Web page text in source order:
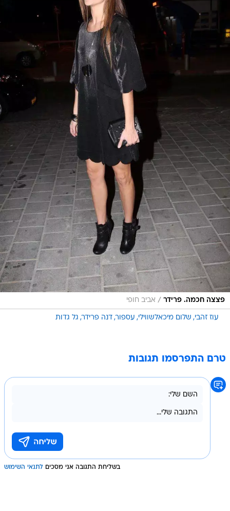
פצצה חכמה. פרידר / אביב חופי
עוז זהבי שלום מיכאלשווילי עספור דנה פרידר גל גדות
טרם התפרסמו תגובות
בשליחת התגובה אני מסכים לתנאי השימוש